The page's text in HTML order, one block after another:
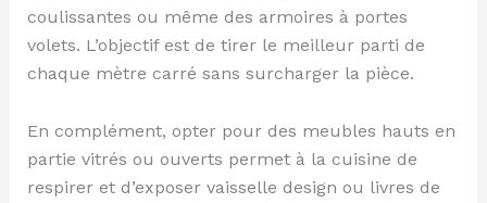
coulissantes ou même des armoires à portes
volets. L’objectif est de tirer le meilleur parti de
chaque mètre carré sans surcharger la pièce.
En complément, opter pour des meubles hauts en
partie vitrés ou ouverts permet à la cuisine de
respirer et d’exposer vaisselle design ou livres de